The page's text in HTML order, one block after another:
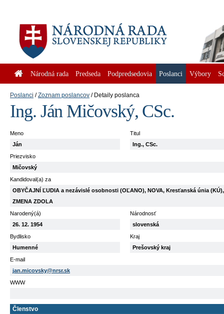
Národná rada Predseda Podpredsedovia Poslanci Výbory
Poslanci Zoznam poslancov Detaily poslanca
Ing. Ján Mičovský, CSc.
Meno
Ján
Titul
Ing., CSc.
Priezvisko
Mičovský
Kandidoval(a) za
OBYČAJNÍ ĽUDIA a nezávislé osobnosti (OĽANO), NOVA, Kresťanská únia (KÚ),
ZMENA ZDOLA
Narodený(á)
26. 12. 1954
Národnosť
slovenská
Bydlisko
Humenné
Kraj
Prešovský kraj
E-mail
jan.micovsky@nrsr.sk
WWW
Členstvo